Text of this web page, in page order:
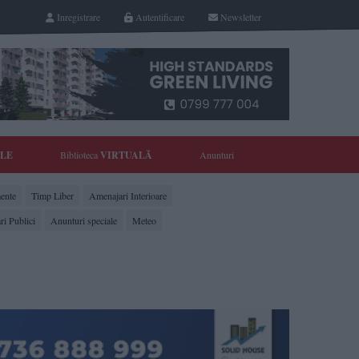
Newsletter
Autentificare
Inregistrare
BibliotecaVIRTUALĂ Anunturi
Timp Liber
Amenajari Interioare
Publici
Anunturi speciale Meteo